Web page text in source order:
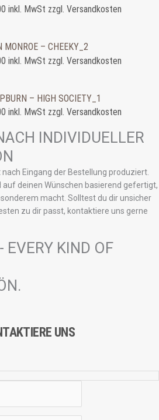
inkl. MwSt zzgl. Versandkosten
MONROE – CHEEKY_2
inkl. MwSt zzgl. Versandkosten
– HIGH SOCIETY_1
inkl. MwSt zzgl. Versandkosten
INDIVIDUELLER
Eingang der Bestellung produziert.
auf deinen Wünschen basierend gefertigt,
macht. Solltest du dir unsicher
zu dir passt, kontaktiere uns gerne
EVERY KIND OF
UNS